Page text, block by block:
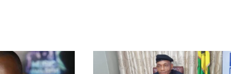
2